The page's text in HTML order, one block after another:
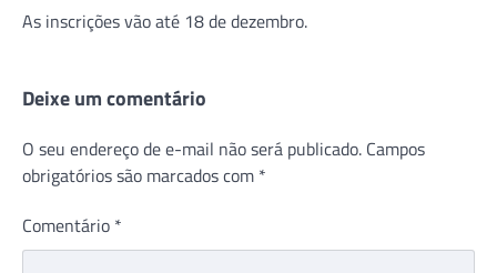
As inscrições vão até 18 de dezembro.
Deixe um comentário
O seu endereço de e-mail não será publicado. Campos
obrigatórios são marcados com *
Comentário *